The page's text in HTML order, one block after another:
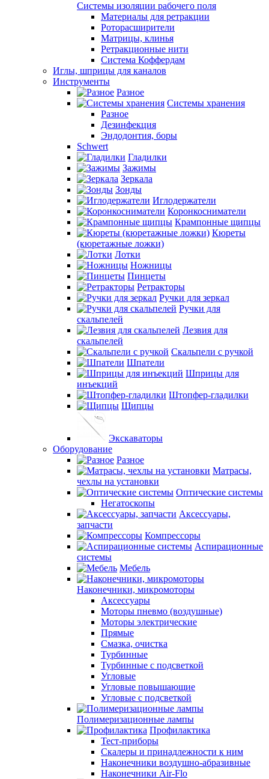
Системы изоляции рабочего поля
Материалы для ретракции
Роторасширители
Матрицы, клинья
Ретракционные нити
Система Коффердам
Иглы, шприцы для каналов
Инструменты
Разное
Системы хранения
Разное
Дезинфекция
Эндодонтия, боры
Schwert
Гладилки
Зажимы
Зеркала
Зонды
Иглодержатели
Коронкосниматели
Крампонные щипцы
Кюреты
(кюретажные ложки)
Лотки
Ножницы
Пинцеты
Ретракторы
Ручки для зеркал
Ручки для
скальпелей
Лезвия для
скальпелей
Скальпели с ручкой
Шпатели
Шприцы для
инъекций
Штопфер-гладилки
Щипцы
Экскаваторы
Оборудование
Разное
Матрасы,
чехлы на установки
Оптические системы
Негатоскопы
Аксессуары,
запчасти
Компрессоры
Аспирационные
системы
Мебель
Наконечники, микромоторы
Аксессуары
Моторы пневмо (воздушные)
Моторы электрические
Прямые
Смазка, очистка
Турбинные
Турбинные с подсветкой
Угловые
Угловые повышающие
Угловые с подсветкой
Полимеризационные лампы
Профилактика
Тест-приборы
Скалеры и принадлежности к ним
Наконечники воздушно-абразивные
Наконечники Air-Flo